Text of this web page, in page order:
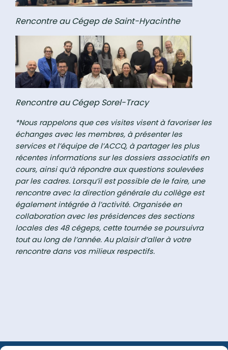
Rencontre au Cégep de Saint-Hyacinthe
Rencontre au Cégep Sorel-Tracy
*Nous rappelons que ces visites visent à favoriser les
échanges avec les membres, à présenter les
services et l’équipe de l’ACCQ, à partager les plus
récentes informations sur les dossiers associatifs en
cours, ainsi qu’à répondre aux questions soulevées
par les cadres. Lorsqu’il est possible de le faire, une
rencontre avec la direction générale du collège est
également intégrée à l’activité. Organisée en
collaboration avec les présidences des sections
locales des 48 cégeps, cette tournée se poursuivra
tout au long de l’année. Au plaisir d’aller à votre
rencontre dans vos milieux respectifs.